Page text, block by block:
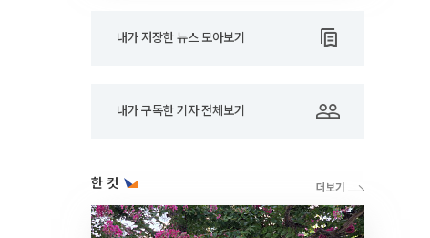
내가 저장한 뉴스 모아보기
내가 구독한 기자 전체보기
한 컷